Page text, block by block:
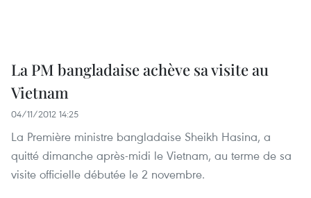
La PM bangladaise achève sa visite au
Vietnam
04/11/2012 14:25
La Première ministre bangladaise Sheikh Hasina, a
quitté dimanche après-midi le Vietnam, au terme de sa
visite officielle débutée le 2 novembre.